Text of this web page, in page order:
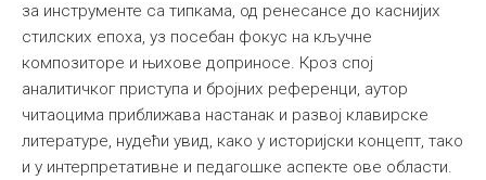
за инструменте са типкама, од ренесансе до каснијих
стилских епоха, уз посебан фокус на кључне
композиторе и њихове доприносе. Кроз спој
аналитичког приступа и бројних референци, аутор
читаоцима приближава настанак и развој клавирске
литературе, нудећи увид, како у историјски концепт, тако
и у интерпретативне и педагошке аспекте ове области.